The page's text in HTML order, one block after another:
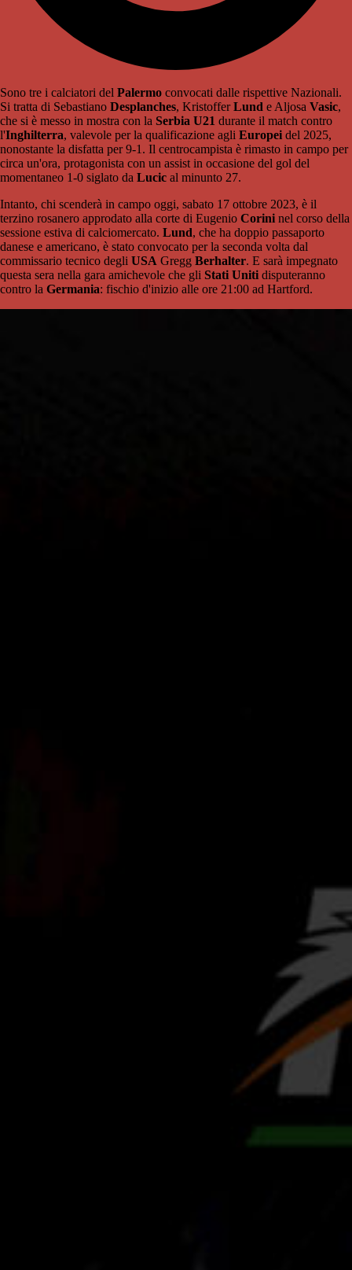
Sono tre i calciatori del Palermo convocati dalle rispettive Nazionali.
Si tratta di Sebastiano Desplanches, KristofferLund e Aljosa Vasic,
che si è messo in mostra con la Serbia U21 durante il match contro
l'Inghilterra, valevole per la qualificazione agli Europei del 2025,
nonostante la disfatta per 9-1. Il centrocampista è rimasto in campo per
circa un'ora, protagonista con un assist in occasione del gol del
momentaneo 1-0 siglato da Lucic al minunto 27.
Intanto, chi scenderà in campo oggi, sabato 17 ottobre 2023, è il
terzino rosanero approdato alla corte di Eugenio Corini nel corso della
sessione estiva di calciomercato. Lund, che ha doppio passaporto
danese e americano, è stato convocato per la seconda volta dal
commissario tecnico degli USA Gregg Berhalter. E sarà impegnato
questa sera nella gara amichevole che gli Stati Uniti disputeranno
contro la Germania: fischio d'inizio alle ore 21:00 ad Hartford.